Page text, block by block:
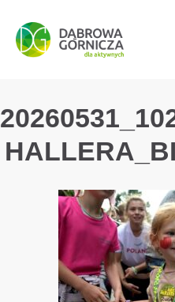
PRZEJDŹ DO MENU
PRZEJDŹ DO
PRZEJDŹ DO TREŚCI